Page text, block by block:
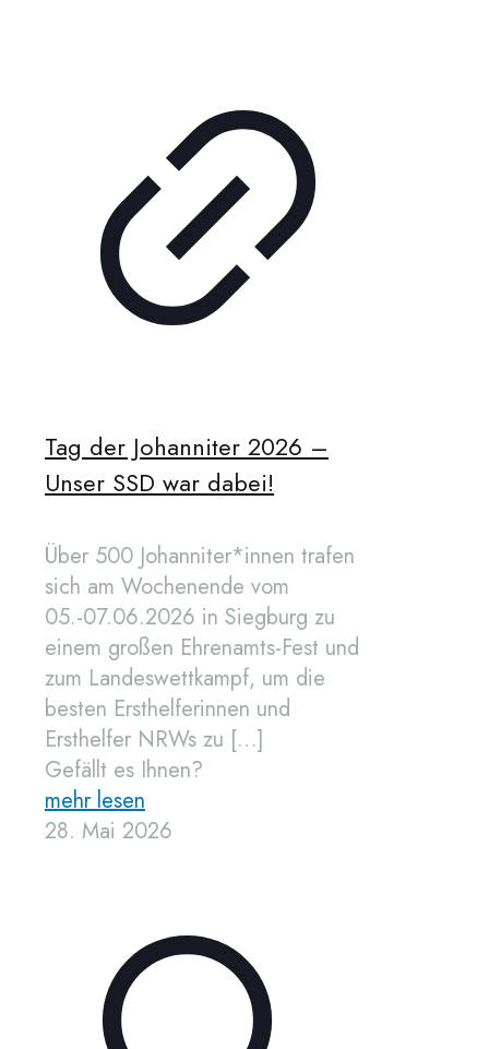
Tag der Johanniter 2026 –
Unser SSD war dabei!
Über 500 Johanniter*innen trafen
sich am Wochenende vom
05.-07.06.2026 in Siegburg zu
einem großen Ehrenamts-Fest und
zum Landeswettkampf, um die
besten Ersthelferinnen und
Ersthelfer NRWs zu […]
Gefällt es Ihnen?
mehr lesen
28. Mai 2026